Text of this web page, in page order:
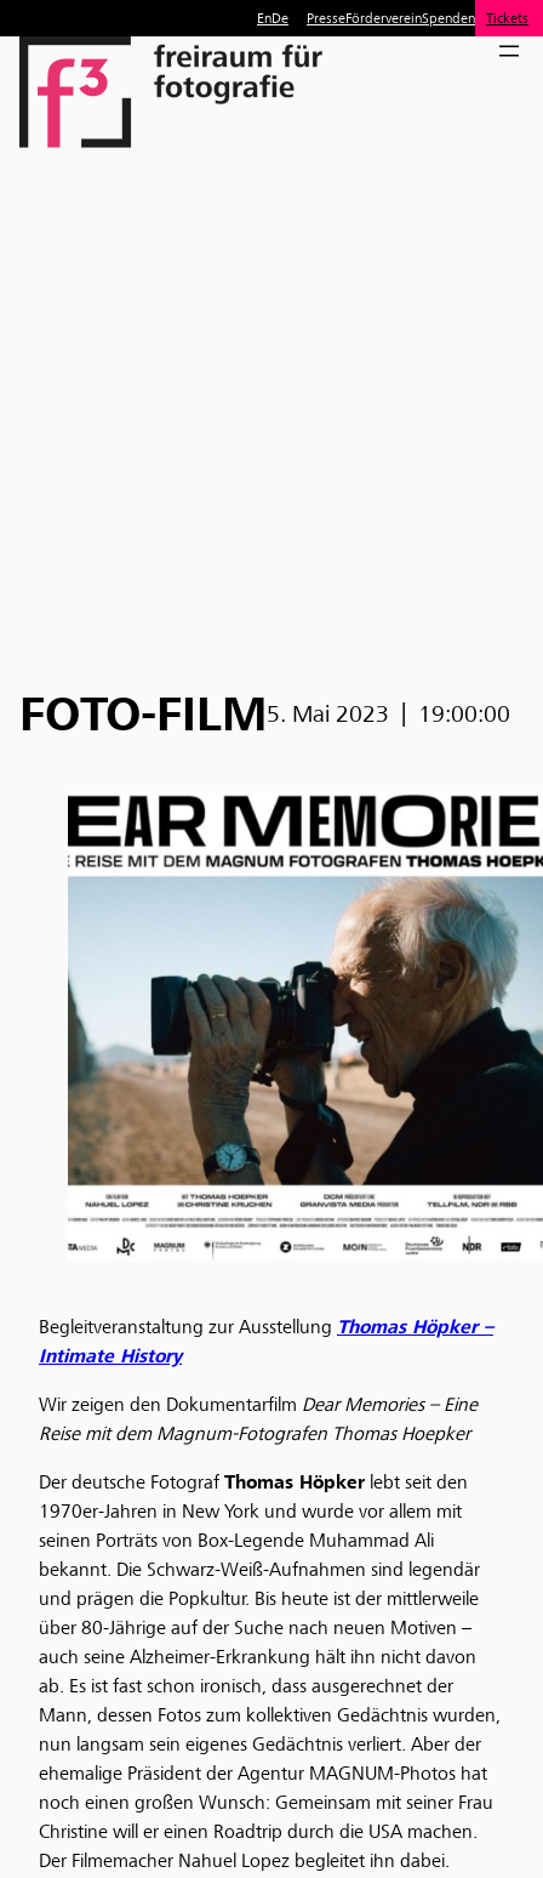
EnDe PresseFördervereinSpenden Tickets
FOTO-FILM5. Mai 2023 19:00:00
Begleitveranstaltung zur Ausstellung Thomas Höpker –
Intimate History
Wir zeigen den Dokumentarfilm Dear Memories – Eine
Reise mit dem Magnum-Fotografen Thomas Hoepker
Der deutsche Fotograf Thomas Höpker lebt seit den
1970er-Jahren in New York und wurde vor allem mit
seinen Porträts von Box-Legende Muhammad Ali
bekannt. Die Schwarz-Weiß-Aufnahmen sind legendär
und prägen die Popkultur. Bis heute ist der mittlerweile
über 80-Jährige auf der Suche nach neuen Motiven –
auch seine Alzheimer-Erkrankung hält ihn nicht davon
ab. Es ist fast schon ironisch, dass ausgerechnet der
Mann, dessen Fotos zum kollektiven Gedächtnis wurden,
nun langsam sein eigenes Gedächtnis verliert. Aber der
ehemalige Präsident der Agentur MAGNUM-Photos hat
noch einen großen Wunsch: Gemeinsam mit seiner Frau
Christine will er einen Roadtrip durch die USA machen.
Der Filmemacher Nahuel Lopez begleitet ihn dabei.